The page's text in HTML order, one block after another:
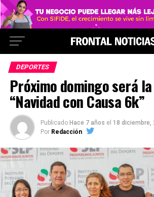
DEPORTES
Próximo domingo será
“Navidad con Causa 6k”
Publicado Hace 7 años el 18 diciembre,
Por Redacción